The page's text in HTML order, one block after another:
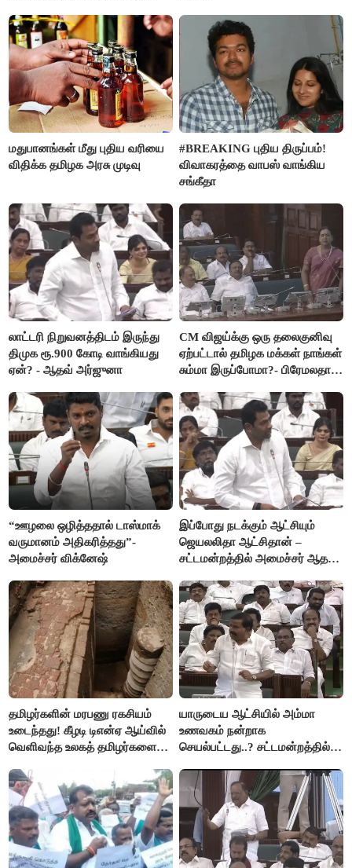
மதுபானங்கள் மீது புதிய வரியை
விதிக்க தமிழக அரசு முடிவு
#BREAKING புதிய திருப்பம்!
விவாகரத்தை வாபஸ் வாங்கிய
சங்கீதா
லாட்டரி நிறுவனத்திடம் இருந்து
திமுக ரூ.900 கோடி வாங்கியது
ஏன்? - ஆதவ் அர்ஜுனா
CM விஜய்க்கு ஒரு தலைகுனிவு
ஏற்பட்டால் தமிழக மக்கள் நாங்கள்
சும்மா இருப்போமா?- பிரேமலதா
“ஊழலை ஒழித்ததால் டாஸ்மாக்
வருமானம் அதிகரித்தது”-
அமைச்சர் விக்னேஷ்
இப்போது நடக்கும் ஆட்சியும்
ஜெயலலிதா ஆட்சிதான் –
சட்டமன்றத்தில் அமைச்சர் ஆதவ்
தமிழர்களின் மரபணு ரகசியம்
உடைந்தது! கீழடி டிஎன்ஏ ஆய்வில்
வெளிவந்த உலகத் தமிழர்களை
யாருடைய ஆட்சியில் அம்மா
உணவகம் நன்றாக
செயல்பட்டது..? சட்டமன்றத்தில்